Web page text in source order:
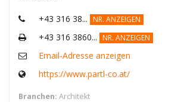
+43 316 38... NR. ANZEIGEN
+43 316 3860... NR. ANZEIGEN
Email-Adresse anzeigen
https://www.partl-co.at/
Branchen: Architekt